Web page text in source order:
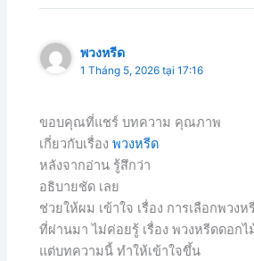
พวงหรีด
1 Tháng 5, 2026 tại 17:16
ขอบคุณที่แชร์ บทความ คุณภาพ
เกี่ยวกับเรื่องพวงหรีด
หลังจากอ่าน รู้สึกว่า
อธิบายชัด เลย
ช่วยให้ผม เข้าใจ เรื่อง การเลือกพวง
ที่ผ่านมา ไม่ค่อยรู้ เรื่อง พวงหรีดดอกไ
แต่บทความนี้ ทำให้เข้าใจขึ้น